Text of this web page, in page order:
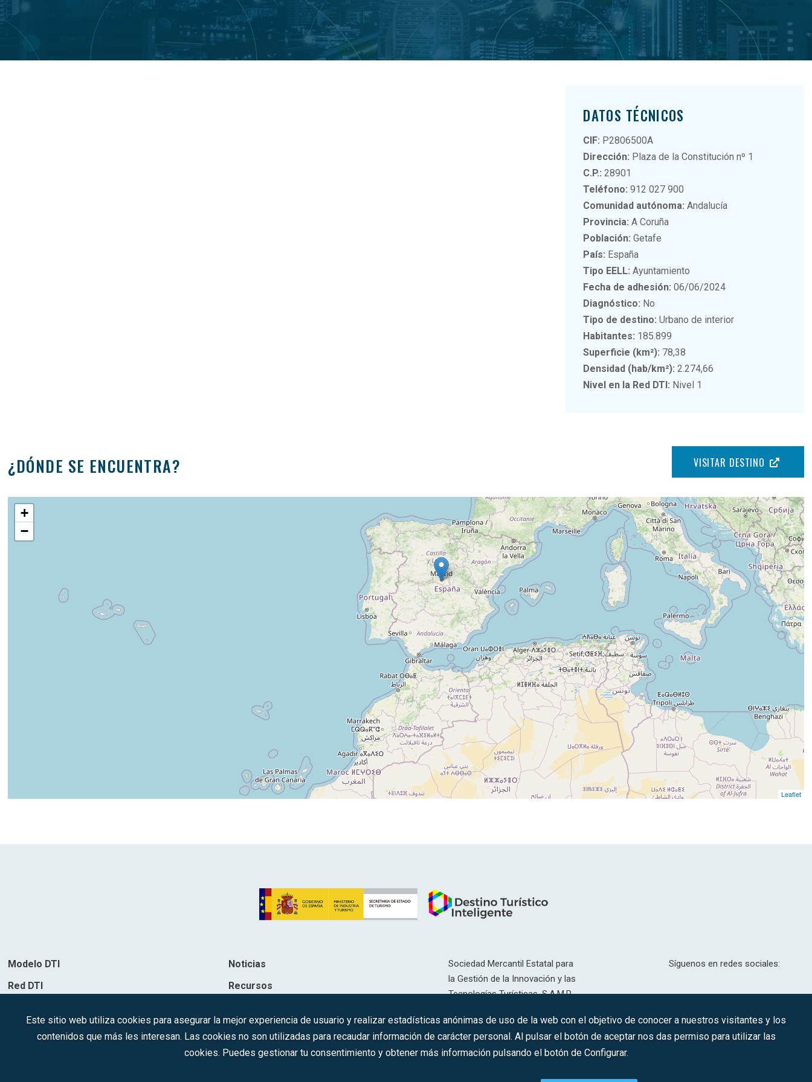
DATOS TÉCNICOS
CIF: P2806500A
Dirección: Plaza de la Constitución nº 1
C.P.: 28901
Teléfono: 912 027 900
Comunidad autónoma: Andalucía
Provincia: A Coruña
Población: Getafe
País: España
Tipo EELL: Ayuntamiento
Fecha de adhesión: 06/06/2024
Diagnóstico: No
Tipo de destino: Urbano de interior
Habitantes: 185.899
Superficie (km²): 78,38
Densidad (hab/km²): 2.274,66
Nivel en la Red DTI: Nivel 1
¿DÓNDE SE ENCUENTRA? VISITAR DESTINO
+
−
Leaflet
Modelo DTI
Red DTI
Noticias
Recursos
Sociedad Mercantil Estatal para
la Gestión de la Innovación y las
Tecnologías Turísticas, S.A.M.P.
Inscrita en el R.M. de Madrid, T,
12593, Se. 8, F. 129, H. 201.307.
C.I.F.: A-81/874.984
Síguenos en redes sociales:
CONTACTO
Este sitio web utiliza cookies para asegurar la mejor experiencia de usuario y realizar estadísticas anónimas de uso de la web con el objetivo de conocer a nuestros visitantes y los
contenidos que más les interesan. Las cookies no son utilizadas para recaudar información de carácter personal. Al pulsar el botón de aceptar nos das permiso para utilizar las
cookies. Puedes gestionar tu consentimiento y obtener más información pulsando el botón de Configurar.